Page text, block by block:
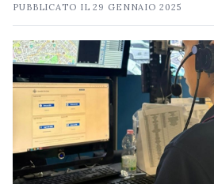
PUBBLICATO IL29 GENNAIO 2025